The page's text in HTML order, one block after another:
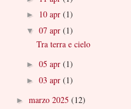
► 10 apr (1)
▼ 07 apr (1)
Tra terra e cielo
► 05 apr (1)
► 03 apr (1)
► marzo 2025 (12)